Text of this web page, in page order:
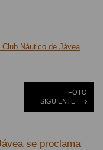
FOTO
SIGUIENTE
se proclama